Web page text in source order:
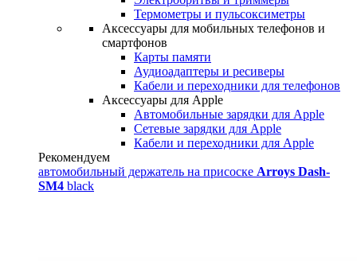
Термометры и пульсоксиметры
Аксессуары для мобильных телефонов и
смартфонов
Карты памяти
Аудиоадаптеры и ресиверы
Кабели и переходники для телефонов
Аксессуары для Apple
Автомобильные зарядки для Apple
Сетевые зарядки для Apple
Кабели и переходники для Apple
Рекомендуем
автомобильный держатель на присоске Arroys Dash-
SM4 black